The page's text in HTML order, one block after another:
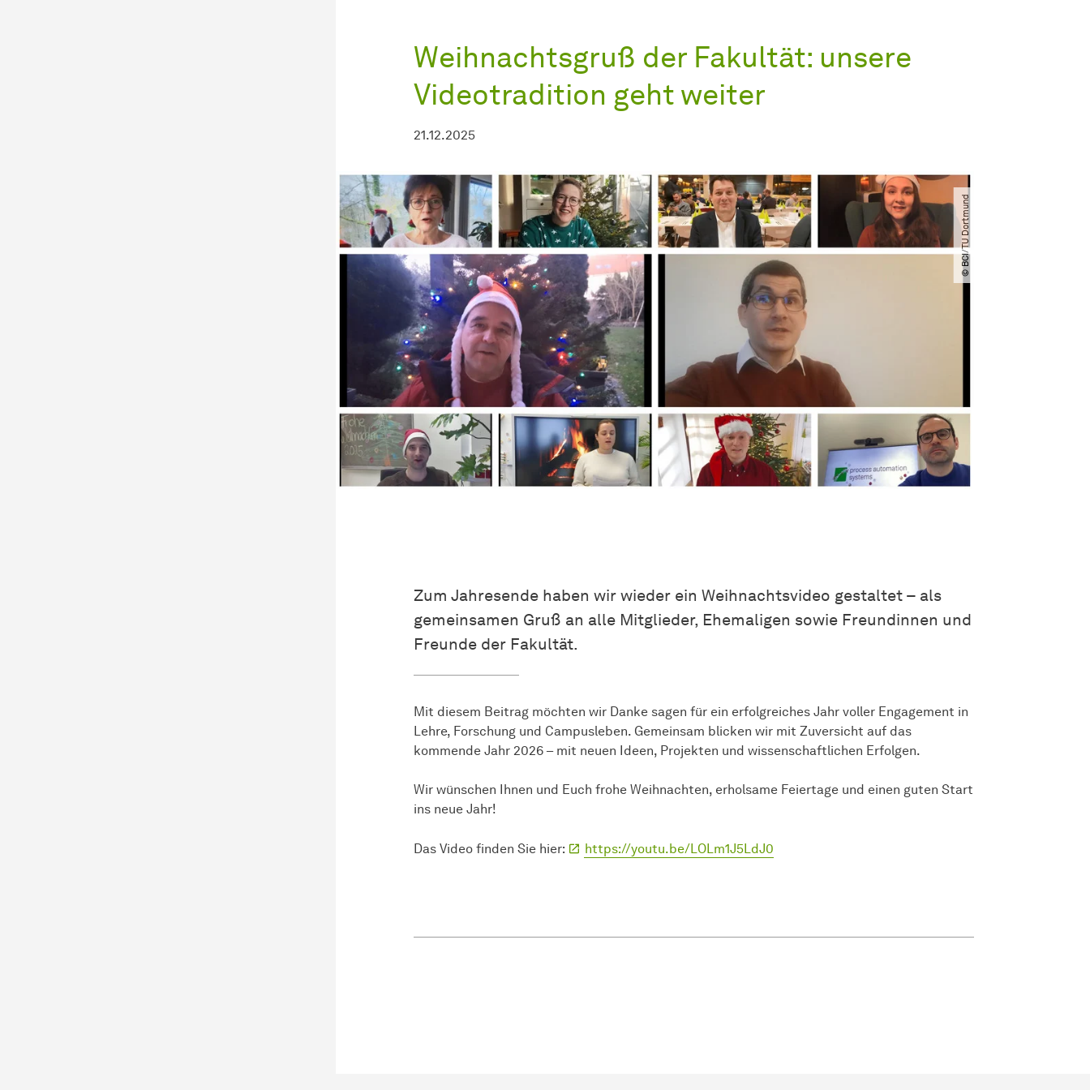
Weihnachtsgruß der Fakultät: unsere
Videotradition geht weiter
21.12.2025
© BCI​/​TU Dortmund
Zum Jahresende haben wir wieder ein Weihnachtsvideo gestaltet – als
gemeinsamen Gruß an alle Mitglieder, Ehemaligen sowie Freundinnen und
Freunde der Fakultät.
Mit diesem Beitrag möchten wir Danke sagen für ein erfolgreiches Jahr voller Engagement in
Lehre, Forschung und Campusleben. Gemeinsam blicken wir mit Zuversicht auf das
kommende Jahr 2026 – mit neuen Ideen, Projekten und wissenschaftlichen Erfolgen.
Wir wünschen Ihnen und Euch frohe Weihnachten, erholsame Feiertage und einen guten Start
ins neue Jahr!
Das Video finden Sie hier: https://youtu.be/LOLm1J5LdJ0